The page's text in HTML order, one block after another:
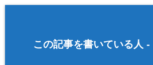
この記事を書いている人 -